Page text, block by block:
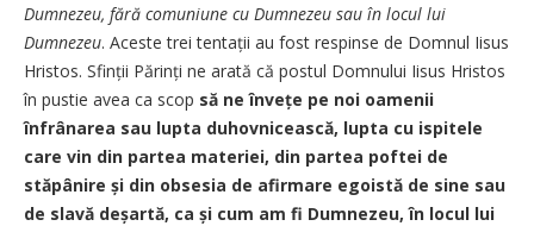
Dumnezeu, fără comuniune cu Dumnezeu sau în locul lui
Dumnezeu. Aceste trei tentații au fost respinse de Domnul Iisus
Hristos. Sfinții Părinți ne arată că postul Domnului Iisus Hristos
în pustie avea ca scop să ne învețe pe noi oamenii
înfrânarea sau lupta duhovnicească, lupta cu ispitele
care vin din partea materiei, din partea poftei de
stăpânire și din obsesia de afirmare egoistă de sine sau
de slavă deșartă, ca și cum am fi Dumnezeu, în locul lui